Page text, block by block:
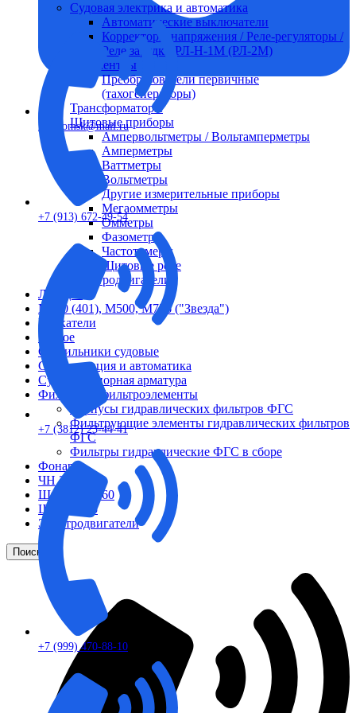
FTS-omsk@mail.ru
Судовая электрика и автоматика
Автоматические выключатели
Корректоры напряжения / Реле-регуляторы /
Реле зарядки РЛ-Н-1М (РЛ-2М)
Тахоментры
Преобразователи первичные
(тахогенераторы)
Трансформаторы
Щитовые приборы
Ампервольтметры / Вольтамперметры
Амперметры
Ваттметры
Вольтметры
Другие измерительные приборы
Мегаомметры
Омметры
Фазометры
Частотомеры
Щитовые реле
Электродвигатели
Лебедка
М400 (401), М500, М756 ("Звезда")
Пускатели
Разное
Светильники судовые
Сигнализация и автоматика
Судовая запорная арматура
Фильтры и фильтроэлементы
Корпусы гидравлических фильтров ФГС
Фильтрующие элементы гидравлических фильтров
ФГС
Фильтры гидравлические ФГС в сборе
Фонари
ЧН 25/34
Шкода 6S-160
Шкода-275
Электродвигатели
Поиск
+7 (913) 672-49-54
+7 (3812) 23-44-41
+7 (999) 470-88-10